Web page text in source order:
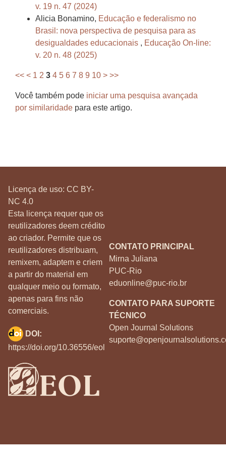
v. 19 n. 47 (2024)
Alicia Bonamino, Educação e federalismo no
Brasil: nova perspectiva de pesquisa para as
desigualdades educacionais , Educação On-line:
v. 20 n. 48 (2025)
<< < 1 2 3 4 5 6 7 8 9 10 > >>
Você também pode iniciar uma pesquisa avançada
por similaridade para este artigo.
Licença de uso: CC BY-
NC 4.0
Esta licença requer que os
reutilizadores deem crédito
ao criador. Permite que os
reutilizadores distribuam,
remixem, adaptem e criem
a partir do material em
qualquer meio ou formato,
apenas para fins não
comerciais.
CONTATO PRINCIPAL
Mirna Juliana
PUC-Rio
eduonline@puc-rio.br
CONTATO PARA SUPORTE
TÉCNICO
Open Journal Solutions
DOI:
https://doi.org/10.36556/eol